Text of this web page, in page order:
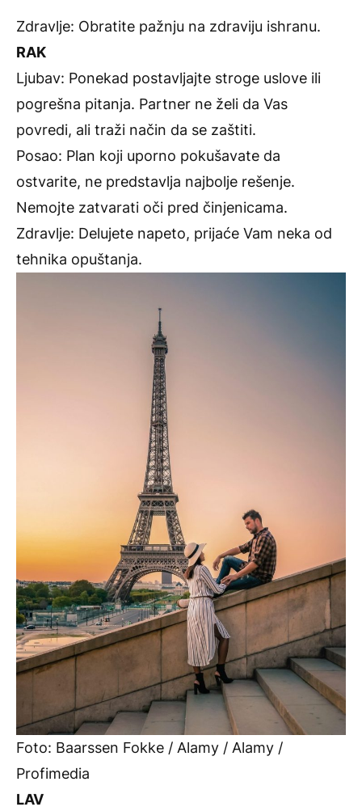
Zdravlje: Obratite pažnju na zdraviju ishranu.
RAK
Ljubav: Ponekad postavljajte stroge uslove ili
pogrešna pitanja. Partner ne želi da Vas
povredi, ali traži način da se zaštiti.
Posao: Plan koji uporno pokušavate da
ostvarite, ne predstavlja najbolje rešenje.
Nemojte zatvarati oči pred činjenicama.
Zdravlje: Delujete napeto, prijaće Vam neka od
tehnika opuštanja.
Foto: Baarssen Fokke / Alamy / Alamy /
Profimedia
LAV